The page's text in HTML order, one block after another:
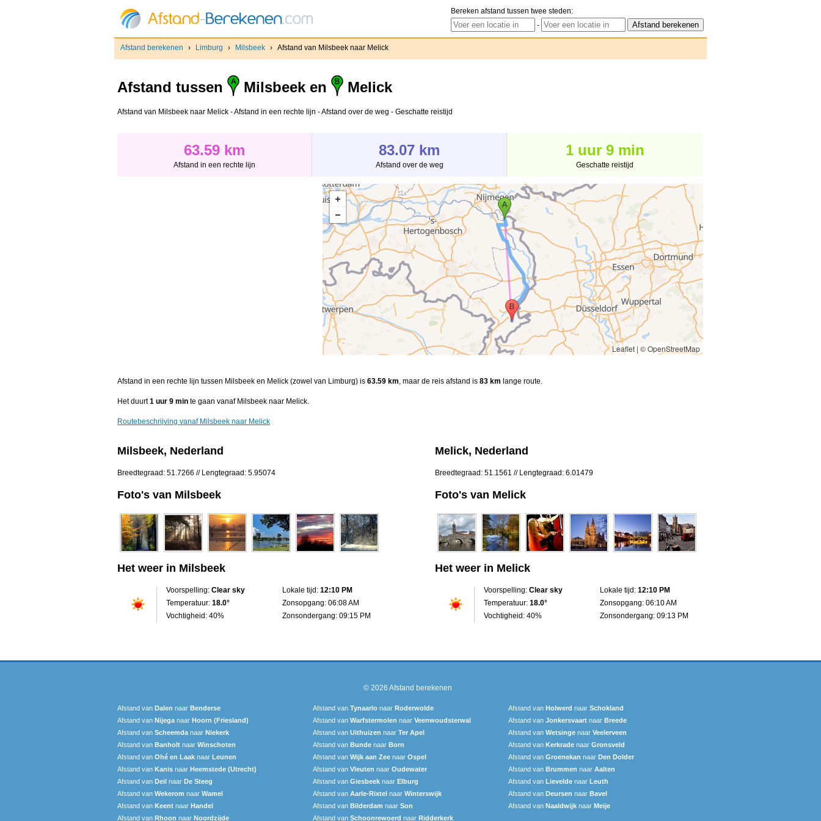
Bereken afstand tussen twee steden:
-
Afstand berekenen › Limburg › Milsbeek › Afstand van Milsbeek naar Melick
Afstand tussen Milsbeek en Melick
Afstand van Milsbeek naar Melick - Afstand in een rechte lijn - Afstand over de weg - Geschatte reistijd
63.59 km
Afstand in een rechte lijn
83.07 km
Afstand over de weg
1 uur 9 min
Geschatte reistijd
Leaflet| © OpenStreetMap
Afstand in een rechte lijn tussen Milsbeek en Melick (zowel van Limburg) is 63.59 km, maar de reis afstand is 83 km lange route.
Het duurt1 uur 9 min te gaan vanaf Milsbeek naar Melick.
Routebeschrijving vanaf Milsbeek naar Melick
Milsbeek, Nederland
Breedtegraad: 51.7266 // Lengtegraad: 5.95074
Foto's van Milsbeek
Het weer in Milsbeek
Voorspelling: Clear sky
Temperatuur: 18.0°
Vochtigheid: 40%
Lokale tijd: 12:10 PM
Zonsopgang: 06:08 AM
Zonsondergang: 09:15 PM
Melick, Nederland
Breedtegraad: 51.1561 // Lengtegraad: 6.01479
Foto's van Melick
Het weer in Melick
Voorspelling: Clear sky
Temperatuur: 18.0°
Vochtigheid: 40%
Lokale tijd: 12:10 PM
Zonsopgang: 06:10 AM
Zonsondergang: 09:13 PM
© 2026 Afstand berekenen
Afstand van Dalen naar Benderse Afstand van Tynaarlo naar Roderwolde Afstand van Holwerd naar Schokland
Afstand van Nijega naar Hoorn (Friesland) Afstand van Warfstermolen naar Veenwoudsterwal Afstand van Jonkersvaart naar Breede
Afstand van Scheemda naar Niekerk Afstand van Uithuizen naar Ter Apel Afstand van Wetsinge naar Veelerveen
Afstand van Banholt naar Winschoten Afstand van Bunde naar Born Afstand van Kerkrade naar Gronsveld
Afstand van Ohé en Laak naar Leunen Afstand van Wijk aan Zee naar Ospel Afstand van Groenekan naar Den Dolder
Afstand van Kanis naar Heemstede (Utrecht) Afstand van Vleuten naar Oudewater Afstand van Brummen naar Aalten
Afstand van Deil naar De Steeg Afstand van Giesbeek naar Elburg Afstand van Lievelde naar Leuth
Afstand van Wekerom naar Wamel Afstand van Aarle-Rixtel naar Winterswijk Afstand van Deursen naar Bavel
Afstand van Keent naar Handel Afstand van Bilderdam naar Son Afstand van Naaldwijk naar Meije
Afstand van Rhoon naar Noordzijde Afstand van Schoonrewoerd naar Ridderkerk